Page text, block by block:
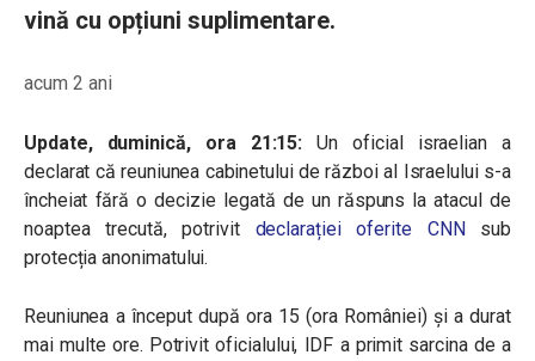
vină cu opțiuni suplimentare.
acum 2 ani
Update, duminică, ora 21:15: Un oficial israelian a
declarat că reuniunea cabinetului de război al Israelului s-a
încheiat fără o decizie legată de un răspuns la atacul de
noaptea trecută, potrivit declarației oferite CNNsub
protecția anonimatului.
Reuniunea a început după ora 15 (ora României) și a durat
mai multe ore. Potrivit oficialului, IDF a primit sarcina de a